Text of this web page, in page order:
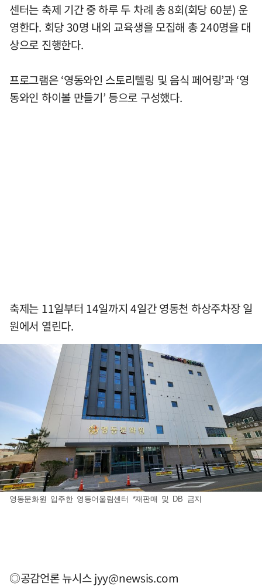
센터는 축제 기간 중 하루 두 차례 총 8회(회당 60분) 운
영한다. 회당 30명 내외 교육생을 모집해 총 240명을 대
상으로 진행한다.
프로그램은 ‘영동와인 스토리텔링 및 음식 페어링’과 ‘영
동와인 하이볼 만들기’ 등으로 구성했다.
축제는 11일부터 14일까지 4일간 영동천 하상주차장 일
원에서 열린다.
영동문화원 입주한 영동어울림센터 *재판매 및 DB 금지
◎공감언론 뉴시스jyy@newsis.com